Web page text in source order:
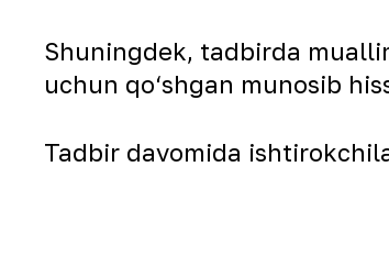
Shuningdek, tadbirda
uchun qo‘shgan munosib
Tadbir davomida